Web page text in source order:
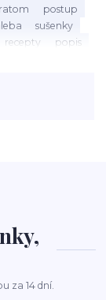
postup
sušenky
recepty
popis
za 14 dní.